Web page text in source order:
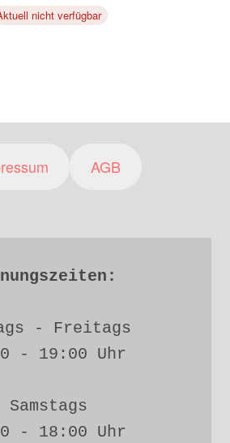
nicht verfügbar
AGB
- Freitags
- 19:00 Uhr
Samstags
- 18:00 Uhr